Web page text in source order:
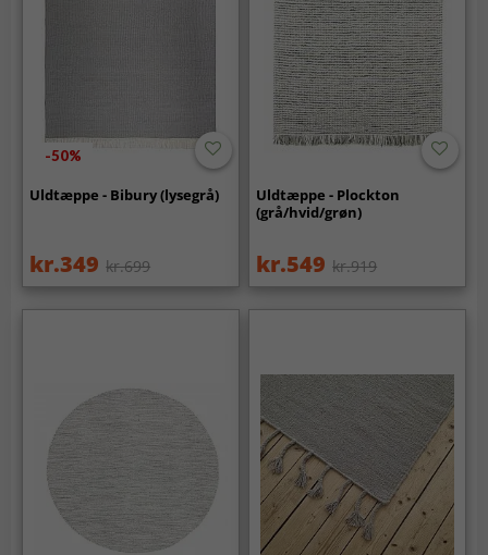
-50%
Uldtæppe - Bibury (lysegrå)
kr.349 kr.699
Uldtæppe - Plockton
(grå/hvid/grøn)
kr.549 kr.919